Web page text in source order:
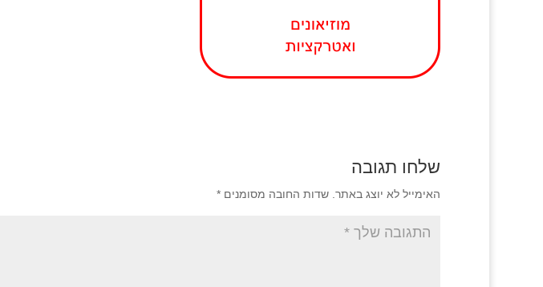
שלחו תגובה
האימייל לא יוצג באתר. שדות החובה מסומנים *